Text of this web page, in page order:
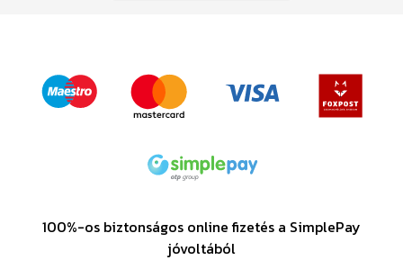
100%-os biztonságos online fizetés a SimplePay
jóvoltából